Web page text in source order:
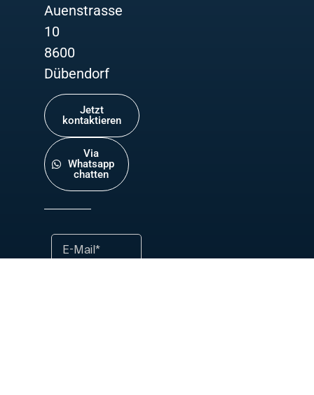
Auenstrasse
10
8600
Dübendorf
Jetzt
kontaktieren
Via
Whatsapp
chatten